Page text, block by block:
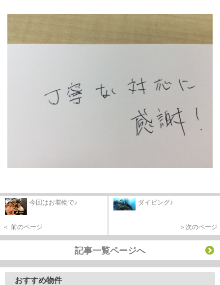
今回はお着物で♪
＜ 前のページ
ダイビング♪
＞次のページ
記事一覧ページへ
おすすめ物件